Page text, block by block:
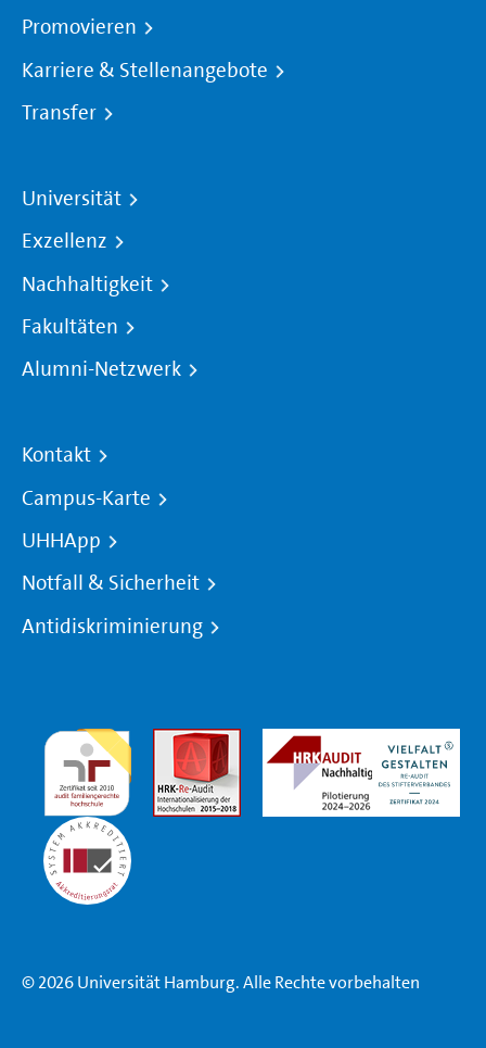
Promovieren
Karriere & Stellenangebote
Transfer
Universität
Exzellenz
Nachhaltigkeit
Fakultäten
Alumni-Netzwerk
Kontakt
Campus-Karte
UHHApp
Notfall & Sicherheit
Antidiskriminierung
© 2026 Universität Hamburg. Alle Rechte vorbehalten